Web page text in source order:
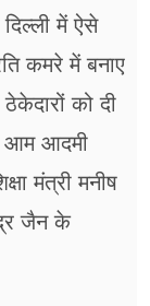
में ऐसे
कमरे में बनाए
को दी
आम आदमी
मंत्री मनीष
जैन के